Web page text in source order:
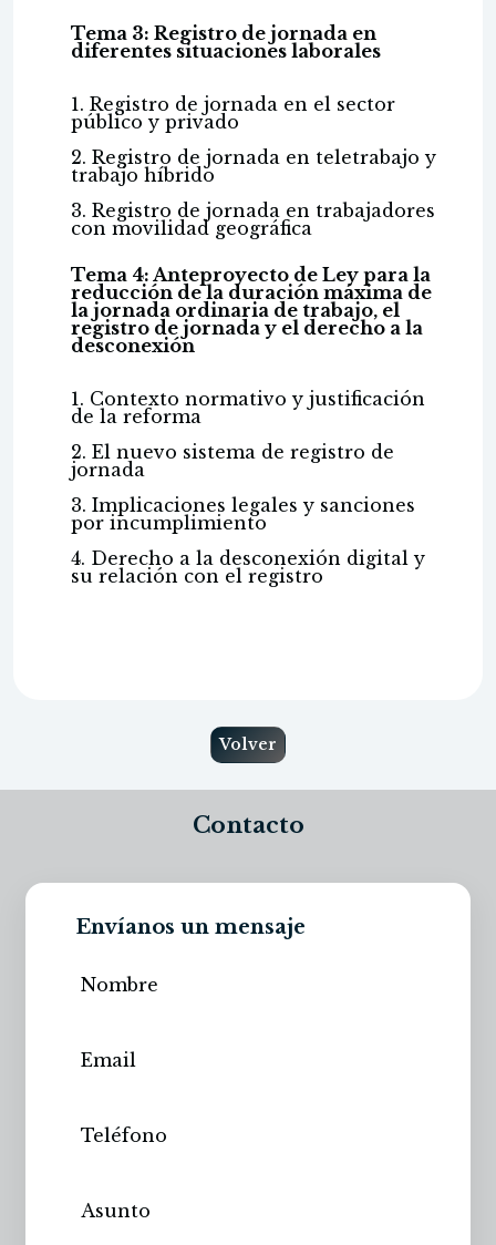
Tema 3: Registro de jornada en
diferentes situaciones laborales
1. Registro de jornada en el sector
público y privado
2. Registro de jornada en teletrabajo y
trabajo híbrido
3. Registro de jornada en trabajadores
con movilidad geográfica
Tema 4: Anteproyecto de Ley para la
reducción de la duración máxima de
la jornada ordinaria de trabajo, el
registro de jornada y el derecho a la
desconexión
1. Contexto normativo y justificación
de la reforma
2. El nuevo sistema de registro de
jornada
3. Implicaciones legales y sanciones
por incumplimiento
4. Derecho a la desconexión digital y
su relación con el registro
Volver
Contacto
Envíanos un mensaje